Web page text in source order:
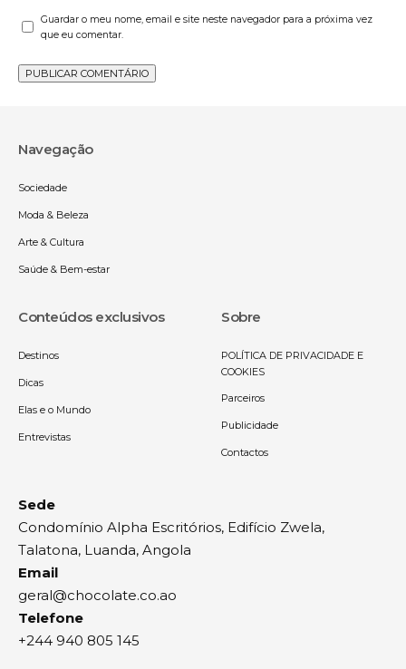
Guardar o meu nome, email e site neste navegador para a próxima vez
que eu comentar.
Navegação
Sociedade
Moda & Beleza
Arte & Cultura
Saúde & Bem-estar
Conteúdos exclusivos
Destinos
Dicas
Elas e o Mundo
Entrevistas
Sobre
POLÍTICA DE PRIVACIDADE E
COOKIES
Parceiros
Publicidade
Contactos
Sede
Condomínio Alpha Escritórios, Edifício Zwela,
Talatona, Luanda, Angola
Email
geral@chocolate.co.ao
Telefone
+244 940 805 145